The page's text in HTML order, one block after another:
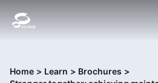
Home > Learn > Brochures >